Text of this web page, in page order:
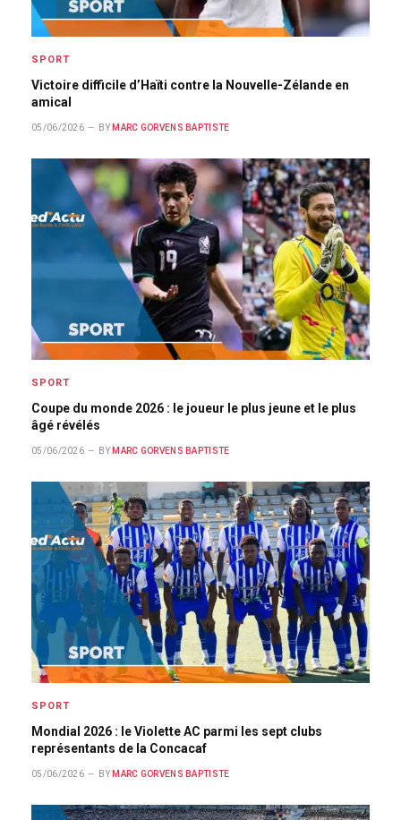
SPORT
Victoire difficile d’Haïti contre la Nouvelle-Zélande en
amical
05/06/2026 BY MARC GORVENS BAPTISTE
SPORT
Coupe du monde 2026 : le joueur le plus jeune et le plus
âgé révélés
05/06/2026 BY MARC GORVENS BAPTISTE
SPORT
Mondial 2026 : le Violette AC parmi les sept clubs
représentants de la Concacaf
05/06/2026 BY MARC GORVENS BAPTISTE